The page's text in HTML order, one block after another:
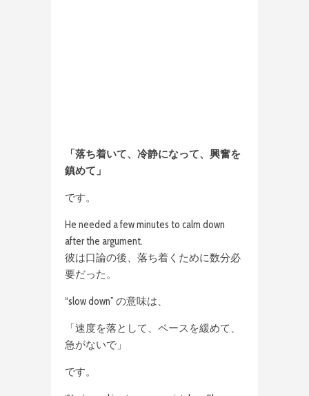
「落ち着いて、冷静になって、興奮を
鎮めて」
です。
He needed a few minutes to calm down
after the argument.
彼は口論の後、落ち着くために数分必
要だった。
“slow down” の意味は、
「速度を落として、ペースを緩めて、
急がないで」
です。